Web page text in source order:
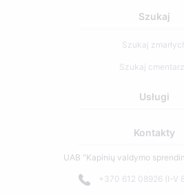
Szukaj
Szukaj
Szukaj
Usługi
Kontakty
UAB "Kapinių valdymo
+370 612 08926 (I-V